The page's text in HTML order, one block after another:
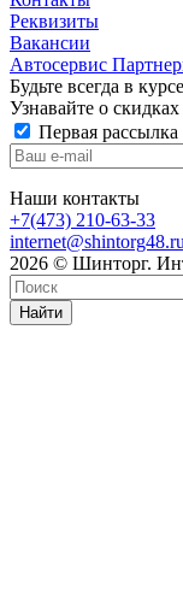
Реквизиты
Вакансии
Автосервис
Будьте всегда в
Узнавайте о
Первая рассылка
Наши контакты
+7(473) 210-63-33
2026 © Шинторг.
Найти